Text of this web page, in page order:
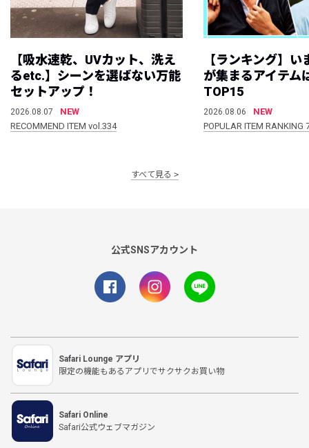
【吸水速乾、UVカット、洗え
るetc.】シーンを選ばない万能
セットアップ！
2026.08.07
NEW
RECOMMEND ITEM vol.334
【ランキング】
が集まるアイテム
TOP15
2026.08.06
NEW
POPULAR ITEM
すべて見る
公式SNSアカウント
Safari Lounge アプリ
限定の機能もあるアプリでサクサクお買い物
Safari Online
Safari公式ウェブマガジン